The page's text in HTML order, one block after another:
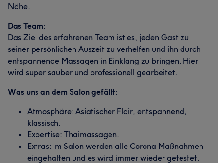
Nähe.
Das Team:
Das Ziel des erfahrenen Team ist es, jeden Gast zu
seiner persönlichen Auszeit zu verhelfen und ihn durch
entspannende Massagen in Einklang zu bringen. Hier
wird super sauber und professionell gearbeitet.
Was uns an dem Salon gefällt:
Atmosphäre: Asiatischer Flair, entspannend,
klassisch.
Expertise: Thaimassagen.
Extras: Im Salon werden alle Corona Maßnahmen
eingehalten und es wird immer wieder getestet.